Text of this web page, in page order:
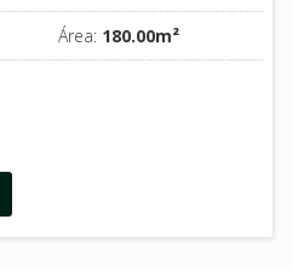
Área: 180.00m²